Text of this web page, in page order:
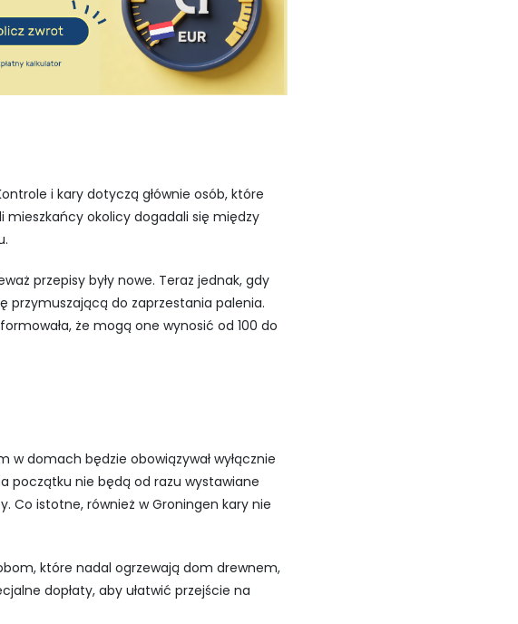
i kary dotyczą głównie osób, które
mieszkańcy okolicy dogadali się między
przepisy były nowe. Teraz jednak, gdy
przymuszającą do zaprzestania palenia.
że mogą one wynosić od 100 do
domach będzie obowiązywał wyłącznie
początku nie będą od razu wystawiane
Co istotne, również w Groningen kary nie
które nadal ogrzewają dom drewnem,
dopłaty, aby ułatwić przejście na